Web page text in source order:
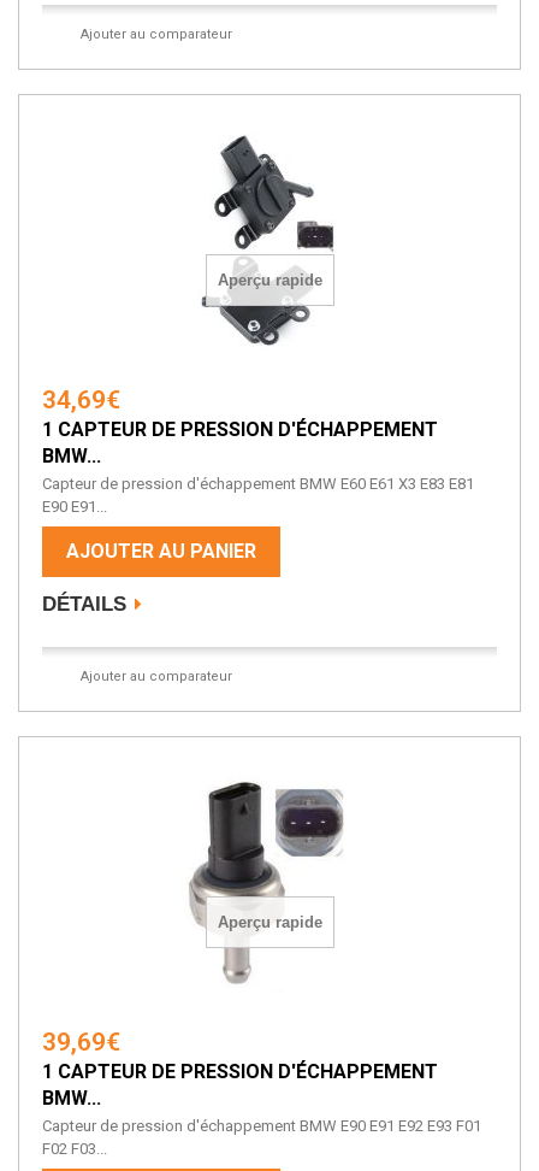
Ajouter au comparateur
Aperçu rapide
34,69€
1 CAPTEUR DE PRESSION D'ÉCHAPPEMENT
BMW...
Capteur de pression d'échappement BMW E60 E61 X3 E83 E81
E90 E91...
AJOUTER AU PANIER
DÉTAILS
Ajouter au comparateur
Aperçu rapide
39,69€
1 CAPTEUR DE PRESSION D'ÉCHAPPEMENT
BMW...
Capteur de pression d'échappement BMW E90 E91 E92 E93 F01
F02 F03...